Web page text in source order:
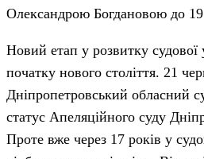
Олександрою Богдановою до
Новий етап у розвитку судової
початку нового століття. 21
Дніпропетровський обласний
статус Апеляційного суду
Проте вже через 17 років у